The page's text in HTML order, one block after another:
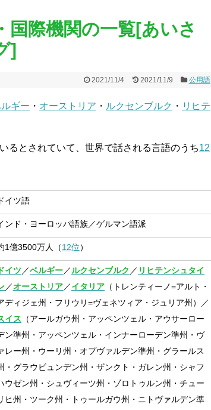
国際機関の一覧[あいさ
]
2021/11/4 2021/11/9 公用語
ギー ・ オーストリア ・ ルクセンブルク ・ リヒテ
るとされていて、世界で話される言語のうち12
ドイツ語
ンド・ヨーロッパ語族／ゲルマン語派
1億3500万人（12位）
ドイツ ／ベルギー／ルクセンブルク ／ リヒテンシュタイ
／オーストリア／イタリア （トレンティーノ=アルト・
ディジェ州・フリウリ=ヴェネツィア・ジュリア州）／
イス （アールガウ州・アッペンツェル・アウサーロー
ン準州・アッペンツェル・インナーローデン準州・ヴ
レー州・ウーリ州・オプヴァルデン準州・グラールス
・グラウビュンデン州・ザンクト・ガレン州・シャフ
ウゼン州・シュヴィーツ州・ゾロトゥルン州・チュー
ヒ州・ツーク州・トゥールガウ州・ニトヴァルデン準